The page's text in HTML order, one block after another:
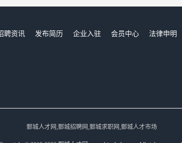
聘资讯 发布简历 企业入驻 会员中心
法律申明
鄄城人才网,鄄城招聘网,鄄城求职网,鄄城人才市场